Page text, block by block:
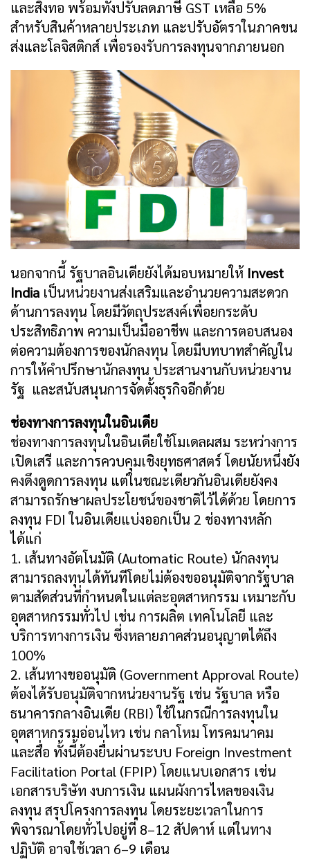
และสิ่งทอ พร้อมทั้งปรับลดภาษี GST เหลือ 5%
สำหรับสินค้าหลายประเภท และปรับอัตราในภาคขน
ส่งและโลจิสติกส์ เพื่อรองรับการลงทุนจากภายนอก
นอกจากนี้ รัฐบาลอินเดียยังได้มอบหมายให้ Invest
India เป็นหน่วยงานส่งเสริมและอำนวยความสะดวก
ด้านการลงทุน โดยมีวัตถุประสงค์เพื่อยกระดับ
ประสิทธิภาพ ความเป็นมืออาชีพ และการตอบสนอง
ต่อความต้องการของนักลงทุน โดยมีบทบาทสำคัญใน
การให้คำปรึกษานักลงทุน ประสานงานกับหน่วยงาน
รัฐ และสนับสนุนการจัดตั้งธุรกิจอีกด้วย
ช่องทางการลงทุนในอินเดีย
ช่องทางการลงทุนในอินเดียใช้โมเดลผสม ระหว่างการ
เปิดเสรี และการควบคุมเชิงยุทธศาสตร์ โดยนัยหนึ่งยัง
คงดึงดูดการลงทุน แต่ในชณะเดียวกันอินเดียยังคง
สามารถรักษาผลประโยชน์ของชาติไว้ได้ด้วย โดยการ
ลงทุน FDI ในอินเดียแบ่งออกเป็น 2 ช่องทางหลัก
ได้แก่
1. เส้นทางอัตโนมัติ (Automatic Route) นักลงทุน
สามารถลงทุนได้ทันทีโดยไม่ต้องขออนุมัติจากรัฐบาล
ตามสัดส่วนที่กำหนดในแต่ละอุตสาหกรรม เหมาะกับ
อุตสาหกรรมทั่วไป เช่น การผลิต เทคโนโลยี และ
บริการทางการเงิน ซี่งหลายภาคส่วนอนุญาตได้ถึง
100%
2. เส้นทางขออนุมัติ (Government Approval Route)
ต้องได้รับอนุมัติจากหน่วยงานรัฐ เช่น รัฐบาล หรือ
ธนาคารกลางอินเดีย (RBI) ใช้ในกรณีการลงทุนใน
อุตสาหกรรมอ่อนไหว เช่น กลาโหม โทรคมนาคม
และสื่อ ทั้งนี้ต้องยื่นผ่านระบบ Foreign Investment
Facilitation Portal (FPIP) โดยแนบเอกสาร เช่น
เอกสารบริษัท งบการเงิน แผนผังการไหลของเงิน
ลงทุน สรุปโครงการลงทุน โดยระยะเวลาในการ
พิจารณาโดยทั่วไปอยู่ที่ 8–12 สัปดาห์ แต่ในทาง
ปฏิบัติ อาจใช้เวลา 6–9 เดือน